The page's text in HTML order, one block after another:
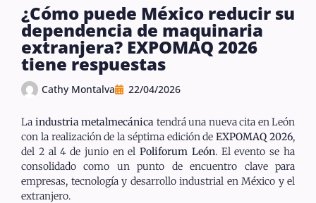
¿Cómo puede México reducir su
dependencia de maquinaria
extranjera? EXPOMAQ 2026
tiene respuestas
Cathy Montalva 22/04/2026
La industria metalmecánica tendrá una nueva cita en León
con la realización de la séptima edición deEXPOMAQ 2026,
del 2 al 4 de junio en elPoliforum León. El evento se ha
consolidado como un punto de encuentro clave para
empresas, tecnología y desarrollo industrial en México y el
extranjero.